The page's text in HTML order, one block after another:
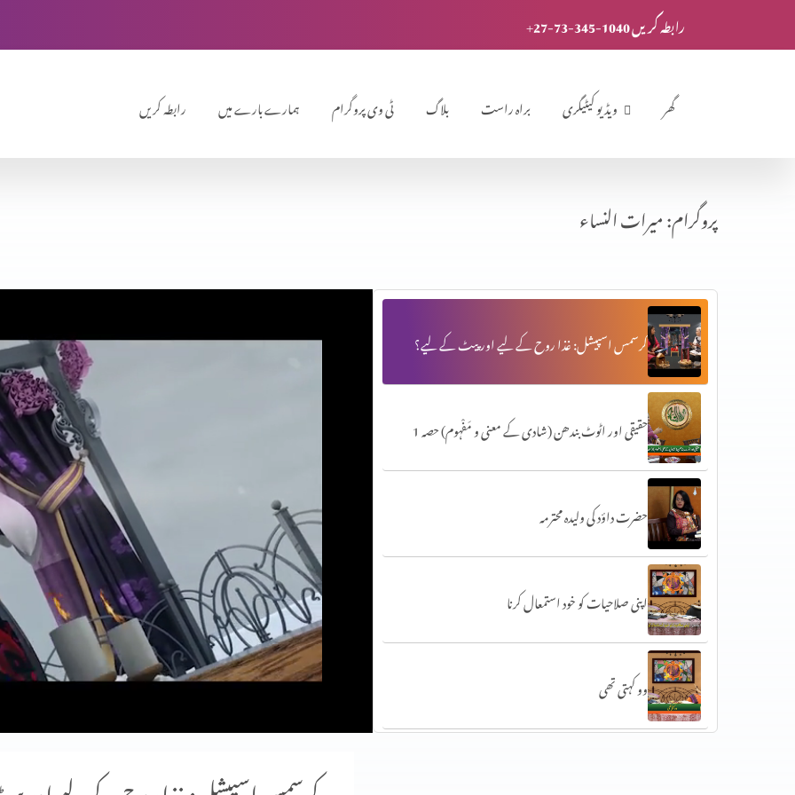
+27-73-345-1040 رابطہ کریں
رابطہ کریں ہمارے بارے میں ٹی وی پروگرام بلاگ براہ راست ویڈیو کیٹیگری گھر
پروگرام: میرات النساء
کرسمس اسپیشل: غذا روح کے لیے اور پیٹ کے لیے؟
حقیقی اور اٹوٹ بندھن (شادی کے معنی و مَفْہوم) حصہ 1
حضرت داؤد کی ولیدہ محترمہ
اپنی صلاحیات کو خود استمعال کرنا
وو کہتی تھی